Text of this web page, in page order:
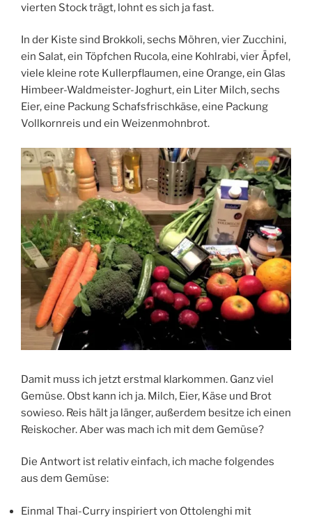
vierten Stock trägt, lohnt es sich ja fast.
In der Kiste sind Brokkoli, sechs Möhren, vier Zucchini,
ein Salat, ein Töpfchen Rucola, eine Kohlrabi, vier Äpfel,
viele kleine rote Kullerpflaumen, eine Orange, ein Glas
Himbeer-Waldmeister-Joghurt, ein Liter Milch, sechs
Eier, eine Packung Schafsfrischkäse, eine Packung
Vollkornreis und ein Weizenmohnbrot.
Damit muss ich jetzt erstmal klarkommen. Ganz viel
Gemüse. Obst kann ich ja. Milch, Eier, Käse und Brot
sowieso. Reis hält ja länger, außerdem besitze ich einen
Reiskocher. Aber was mach ich mit dem Gemüse?
Die Antwort ist relativ einfach, ich mache folgendes
aus dem Gemüse:
Einmal Thai-Curry inspiriert von Ottolenghi mit